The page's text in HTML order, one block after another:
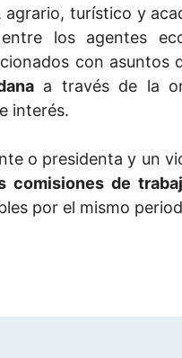
agrario, turístico y
los agentes
con asuntos
a través de la
interés.
o presidenta y un
comisiones de
por el mismo